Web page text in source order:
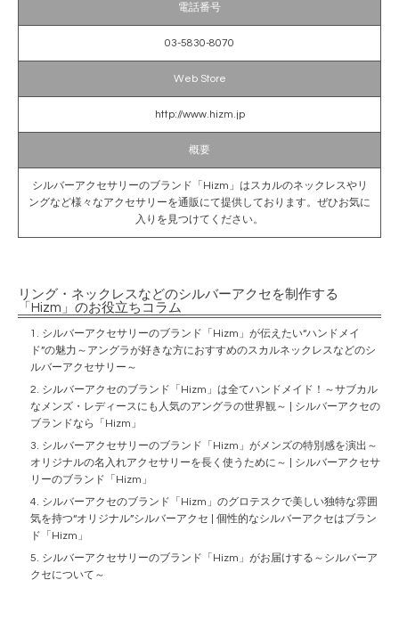
電話番号
03-5830-8070
Web Store
http://www.hizm.jp
概要
シルバーアクセサリーのブランド「Hizm」はスカルのネックレスやリ
ングなど様々なアクセサリーを通販にて提供しております。ぜひお気に
入りを見つけてください。
リング・ネックレスなどのシルバーアクセを制作する
「Hizm」のお役立ちコラム
シルバーアクセサリーのブランド「Hizm」が伝えたい“ハンドメイ
ド”の魅力～アングラが好きな方におすすめのスカルネックレスなどのシ
ルバーアクセサリー～
シルバーアクセのブランド「Hizm」は全てハンドメイド！～サブカル
なメンズ・レディースにも人気のアングラの世界観～ | シルバーアクセの
ブランドなら「Hizm」
シルバーアクセサリーのブランド「Hizm」がメンズの特別感を演出～
オリジナルの名入れアクセサリーを長く使うために～ | シルバーアクセサ
リーのブランド「Hizm」
シルバーアクセのブランド「Hizm」のグロテスクで美しい独特な雰囲
気を持つ“オリジナル”シルバーアクセ | 個性的なシルバーアクセはブラン
ド「Hizm」
シルバーアクセサリーのブランド「Hizm」がお届けする～シルバーア
クセについて～